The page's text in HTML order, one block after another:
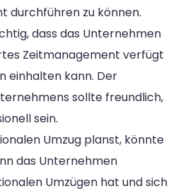
durchführen zu können.
dass das Unternehmen
Zeitmanagement verfügt
einhalten kann. Der
sollte freundlich,
sein.
Umzug planst, könnte
das Unternehmen
Umzügen hat und sich